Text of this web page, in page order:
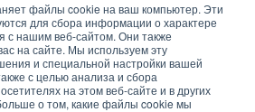
файлы cookie на ваш компьютер. Эти
для сбора информации о характере
с нашим веб-сайтом. Они также
на сайте. Мы используем эту
и специальной настройки вашей
с целью анализа и сбора
на этом веб-сайте и в других
о том, какие файлы cookie мы
конфиденциальности
персональных данных